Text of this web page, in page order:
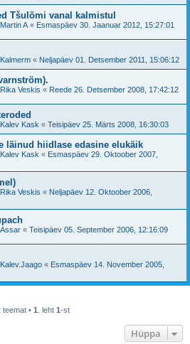
Tšulõmi vanal kalmistul
Martin A « Esmaspäev 30. Jaanuar 2012, 15:27:01
Kalmerm « Neljapäev 01. Detsember 2011, 15:06:12
Rika Veskis « Reede 26. Detsember 2008, 17:42:12
Kalev Kask « Teisipäev 25. Märts 2008, 16:30:03
läinud hiidlase edasine elukäik
Kalev Kask « Esmaspäev 29. Oktoober 2007,
Rika Veskis « Neljapäev 12. Oktoober 2006,
Assar « Teisipäev 05. September 2006, 12:16:09
Kalev.Jaago « Esmaspäev 14. November 2005,
teemat • 1 . leht 1-st
Hüppa